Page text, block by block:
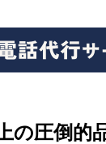
の圧倒的